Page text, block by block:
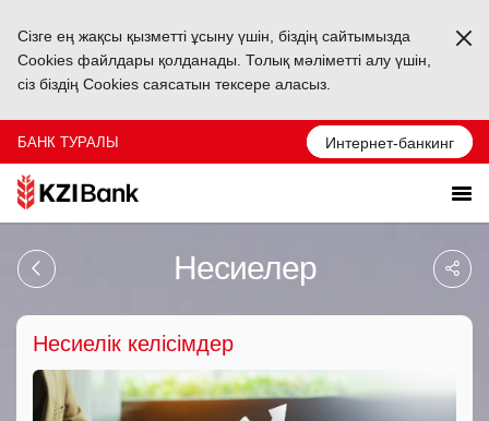
Сізге ең жақсы қызметті ұсыну үшін, біздің сайтымызда
Cookies файлдары қолданады. Толық мәліметті алу үшін,
сіз біздің Cookies саясатын тексере аласыз.
БАНК ТУРАЛЫ Интернет-банкинг
Несиелер
Несиелік келісімдер